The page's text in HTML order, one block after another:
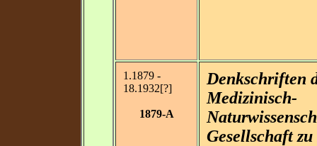
1.1879 -
18.1932[?]
1879-A
Denkschriften
Medizinisch-
Gesellschaft zu